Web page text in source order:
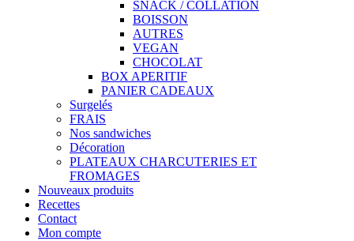
SNACK / COLLATION
BOISSON
AUTRES
VEGAN
CHOCOLAT
BOX APERITIF
PANIER CADEAUX
Surgelés
FRAIS
Nos sandwiches
Décoration
PLATEAUX CHARCUTERIES ET
FROMAGES
Nouveaux produits
Recettes
Contact
Mon compte